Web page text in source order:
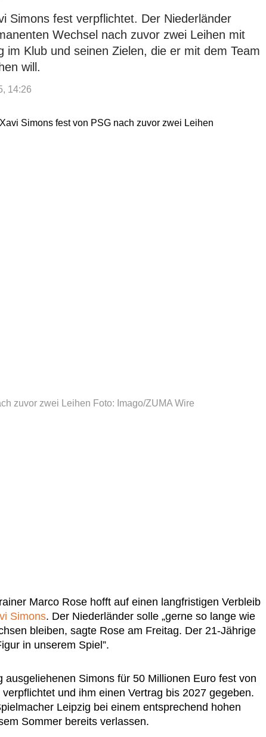
Simons fest verpflichtet. Der Niederländer
Wechsel nach zuvor zwei Leihen mit
im Klub und seinen Zielen, die er mit dem Team
will.
14:26
zuvor zwei Leihen Foto: Imago/ZUMA Wire
Marco Rose hofft auf einen langfristigen Verbleib
Simons. Der Niederländer solle „gerne so lange wie
bleiben, sagte Rose am Freitag. Der 21-Jährige
in unserem Spiel”.
ausgeliehenen Simons für 50 Millionen Euro fest von
und ihm einen Vertrag bis 2027 gegeben.
Leipzig bei einem entsprechend hohen
Sommer bereits verlassen.